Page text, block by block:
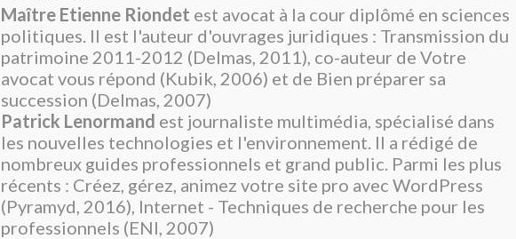
Maître Etienne Riondet est avocat à la cour diplômé en sciences
politiques. Il est l'auteur d'ouvrages juridiques : Transmission du
patrimoine 2011-2012 (Delmas, 2011), co-auteur de Votre
avocat vous répond (Kubik, 2006) et de Bien préparer sa
succession (Delmas, 2007)
Patrick Lenormand est journaliste multimédia, spécialisé dans
les nouvelles technologies et l'environnement. Il a rédigé de
nombreux guides professionnels et grand public. Parmi les plus
récents : Créez, gérez, animez votre site pro avec WordPress
(Pyramyd, 2016), Internet - Techniques de recherche pour les
professionnels (ENI, 2007)